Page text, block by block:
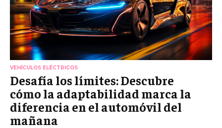
VEHÍCULOS ELÉCTRICOS
Desafía los límites: Descubre
cómo la adaptabilidad marca la
diferencia en el automóvil del
mañana